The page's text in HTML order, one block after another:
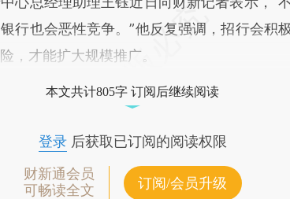
行也会恶性竞争。”他反复强调，招行会积
，才能扩大规模推广。
本文共计805字 订阅后继续阅读
登录后获取已订阅的阅读权限
财新通会员
可畅读全文
订阅/会员升级